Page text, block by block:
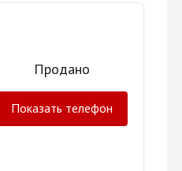
Продано
Показать телефон